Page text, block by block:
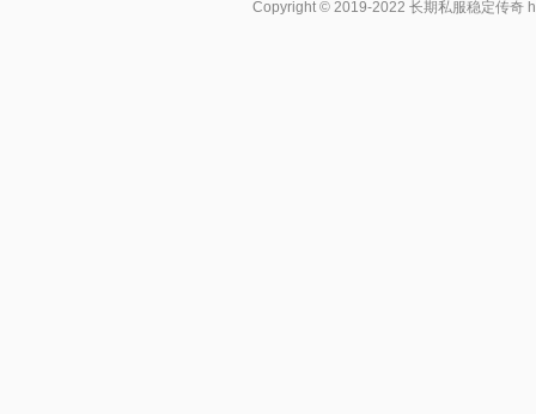
Copyright © 2019-2022长期私服稳定传奇